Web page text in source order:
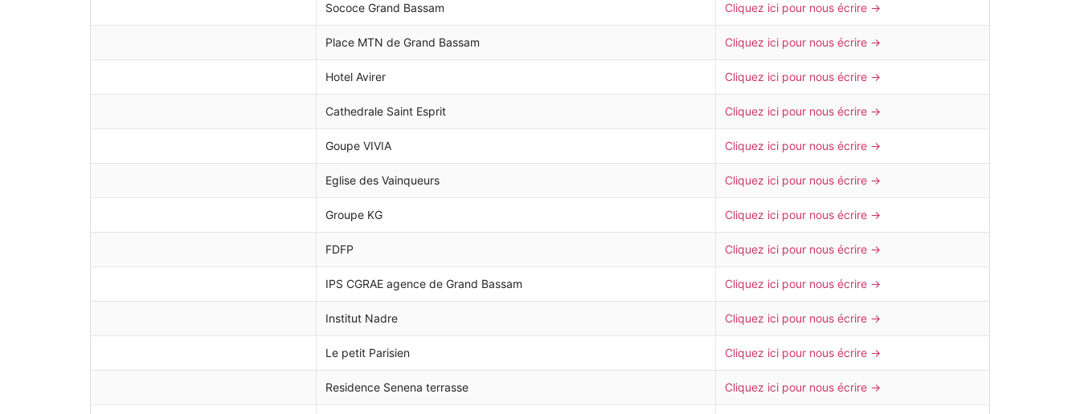
Sococe Grand Bassam Cliquez ici pour nous écrire →
Place MTN de Grand Bassam Cliquez ici pour nous écrire →
Hotel Avirer Cliquez ici pour nous écrire →
Cathedrale Saint Esprit Cliquez ici pour nous écrire →
Goupe VIVIA Cliquez ici pour nous écrire →
Eglise des Vainqueurs Cliquez ici pour nous écrire →
Groupe KG Cliquez ici pour nous écrire →
FDFP Cliquez ici pour nous écrire →
IPS CGRAE agence de Grand Bassam Cliquez ici pour nous écrire →
Institut Nadre Cliquez ici pour nous écrire →
Le petit Parisien Cliquez ici pour nous écrire →
Residence Senena terrasse Cliquez ici pour nous écrire →